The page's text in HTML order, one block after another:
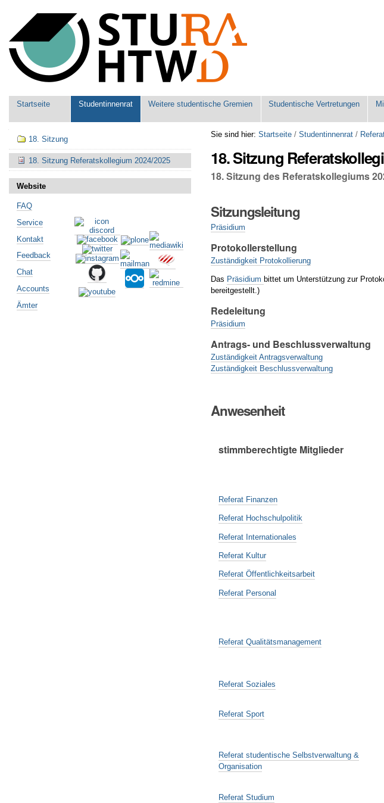
Werkzeuge
Sektionen
Startseite Studentinnenrat Weitere studentische Gremien Studentische Vertretungen
Sie sind hier: Startseite /Studentinnenrat /
18. Sitzung
18. Sitzung des Referatskollegiums
Sitzungsleitung
Präsidium
Protokollerstellung
Zuständigkeit Protokollierung
Das Präsidium bittet um Unterstützung zur
bereitgestellt.)
Redeleitung
Präsidium
Antrags- und Beschlussverwaltung
Zuständigkeit Antragsverwaltung
Zuständigkeit Beschlussverwaltung
Anwesenheit
stimmberechtigte Mitglieder
Referat Finanzen
Referat Hochschulpolitik
Referat Internationales
Referat Kultur
Referat Öffentlichkeitsarbeit
Referat Personal
Referat Qualitätsmanagement
Referat Soziales
Referat Sport
Referat studentische Selbstverwaltung &
Organisation
Referat Studium
Navigation
18. Sitzung
18. Sitzung Referatskollegium 2024/2025
Website
FAQ
Service
Kontakt
Feedback
Chat
Accounts
Ämter